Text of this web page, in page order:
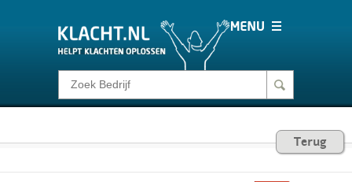
Klacht melden
Consumentenrecht Terug